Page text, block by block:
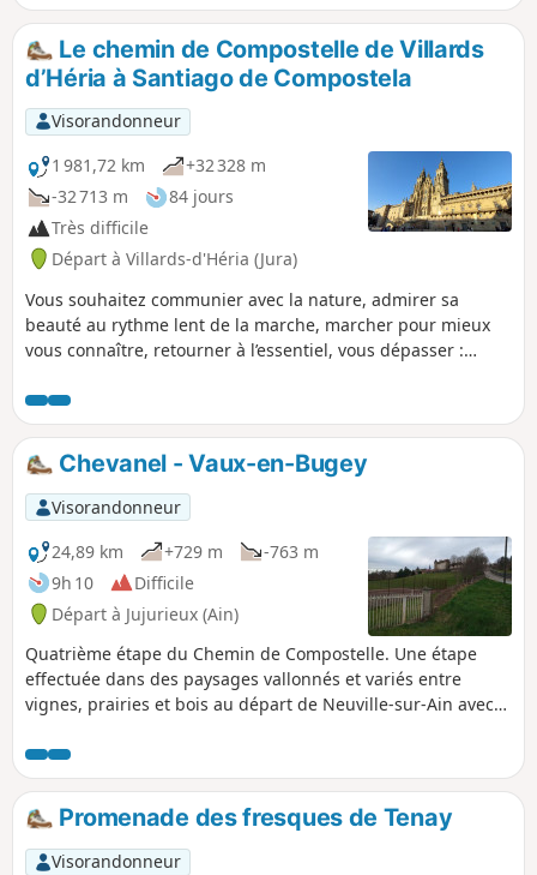
Le chemin de Compostelle de Villards
d’Héria à Santiago de Compostela
Visorandonneur
1 981,72 km
+32 328 m
-32 713 m
84 jours
Très difficile
Départ à Villards-d'Héria (Jura)
Vous souhaitez communier avec la nature, admirer sa
beauté au rythme lent de la marche, marcher pour mieux
vous connaître, retourner à l’essentiel, vous dépasser :
que je vous propose par ce tracé. Moi, je suis parti de mon
village dans le Jura (les 6 premières étapes ne font pas
partie des itinéraires balisés des chemins de Compostelles)
pour rejoindre Santiago de Compostela en Espagne, Mais
rien de vous empêche de partir de chez vous pour rattraper
une des étapes, de démarrer du Puy-en-Velay ou tout autre
ville sur le parcours. .
Chevanel - Vaux-en-Bugey
Visorandonneur
24,89 km
+729 m
-763 m
9h 10
Difficile
Départ à Jujurieux (Ain)
Quatrième étape du Chemin de Compostelle. Une étape
effectuée dans des paysages vallonnés et variés entre
vignes, prairies et bois au départ de Neuville-sur-Ain avec
une très belle vue sur le Château des Allymes et la plaine
d'Ambérieu.
Promenade des fresques de Tenay
Visorandonneur